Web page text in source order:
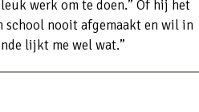
werk om te doen.” Of hij het
school nooit afgemaakt en wil in
lijkt me wel wat.”